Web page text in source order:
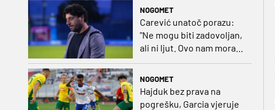
NOGOMET
Carević unatoč porazu:
"Ne mogu biti zadovoljan,
ali ni ljut. Ovo nam mora
biti putokaz"
NOGOMET
Hajduk bez prava na
pogrešku, Garcia vjeruje